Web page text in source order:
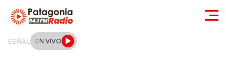
SEÑAL EN VIVO